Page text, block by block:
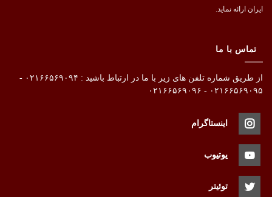
ایران ارائه نماید.
تماس با ما
از طریق شماره تلفن های زیر با ما در ارتباط باشید : ۰۲۱۶۶۵۶۹۰۹۴ -
۰۲۱۶۶۵۶۹۰۹۵ - ۰۲۱۶۶۵۶۹۰۹۶
اینستاگرام
یوتیوب
توئیتر